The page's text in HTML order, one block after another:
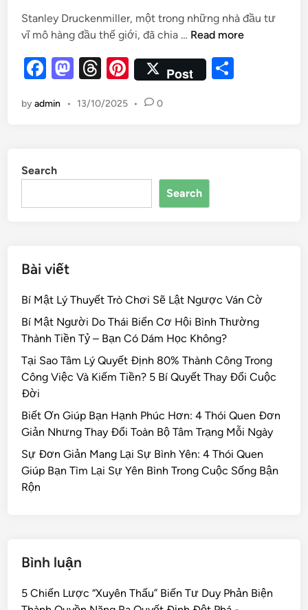
Stanley Druckenmiller, một trong những nhà đầu tư
vĩ mô hàng đầu thế giới, đã chia … Read more
F
c
o
o
M
to
n
T
e
s
Pi
er
Post
byadmin • 13/10/2025 • 0
Search
Search
Bài viết
Bí Mật Lý Thuyết Trò Chơi Sẽ Lật Ngược Ván Cờ
Bí Mật Người Do Thái Biến Cơ Hội Bình Thường
Thành Tiền Tỷ – Bạn Có Dám Học Không?
Tại Sao Tâm Lý Quyết Định 80% Thành Công Trong
Công Việc Và Kiếm Tiền? 5 Bí Quyết Thay Đổi Cuộc
Đời
Biết Ơn Giúp Bạn Hạnh Phúc Hơn: 4 Thói Quen Đơn
Giản Nhưng Thay Đổi Toàn Bộ Tâm Trạng Mỗi Ngày
Sự Đơn Giản Mang Lại Sự Bình Yên: 4 Thói Quen
Giúp Bạn Tìm Lại Sự Yên Bình Trong Cuộc Sống Bận
Rộn
Bình luận
5 Chiến Lược “Xuyên Thấu” Biến Tư Duy Phản Biện